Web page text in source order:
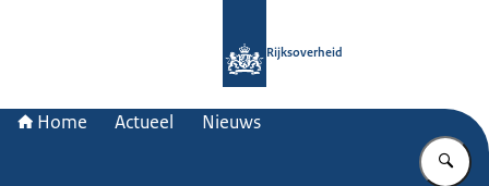
Rijksoverheid
Home Actueel Nieuws